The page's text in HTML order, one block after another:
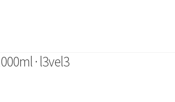
· l3vel3